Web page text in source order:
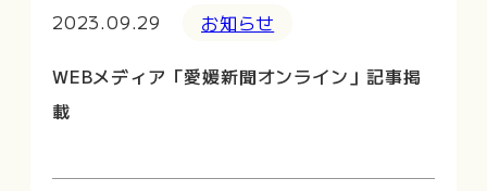
2023.09.29 お知らせ
WEBメディア「愛媛新聞オンライン」記事掲
載